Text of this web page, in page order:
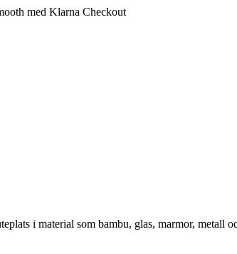
med Klarna Checkout
i material som bambu, glas, marmor,